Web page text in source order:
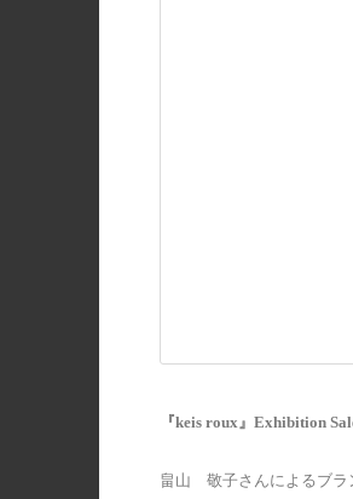
『keis roux』Exhibition
畠山 敬子さんによるブラ